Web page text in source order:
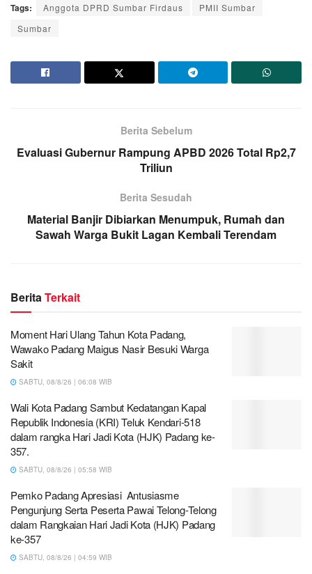
Tags: Anggota DPRD Sumbar Firdaus
PMII Sumbar
Sumbar
Berita Sebelum
Evaluasi Gubernur Rampung APBD 2026 Total Rp2,7
Triliun
Berita Sesudah
Material Banjir Dibiarkan Menumpuk, Rumah dan
Sawah Warga Bukit Lagan Kembali Terendam
BeritaTerkait
Moment Hari Ulang Tahun Kota Padang,
Wawako Padang Maigus Nasir Besuki Warga
Sakit
SABTU, 08/8/26 | 06:08 WIB
Wali Kota Padang Sambut Kedatangan Kapal
Republik Indonesia (KRI) Teluk Kendari-518
dalam rangka Hari Jadi Kota (HJK) Padang ke-
357.
SABTU, 08/8/26 | 05:58 WIB
Pemko Padang Apresiasi Antusiasme
Pengunjung Serta Peserta Pawai Telong-Telong
dalam Rangkaian Hari Jadi Kota (HJK) Padang
ke-357
SABTU, 08/8/26 | 04:59 WIB